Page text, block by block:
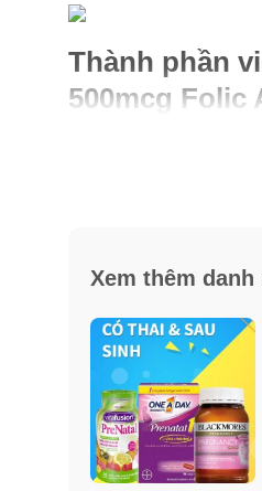
Thành phần
500mcg Folic
Xem thêm